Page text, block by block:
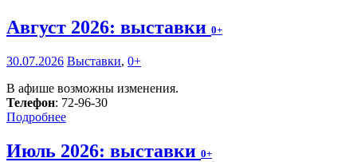
Август 2026: выставки 0+
30.07.2026 Выставки, 0+
В афише возможны изменения.
Телефон: 72-96-30
Подробнее
Июль 2026: выставки 0+